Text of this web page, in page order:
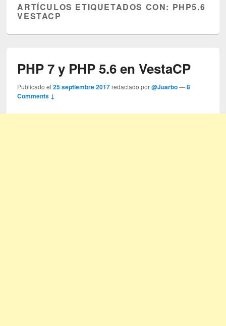
ARTÍCULOS ETIQUETADOS CON: PHP5.6
VESTACP
PHP 7 y PHP 5.6 en VestaCP
Publicado el25 septiembre 2017 redactado por@Juarbo —8
Comments ↓